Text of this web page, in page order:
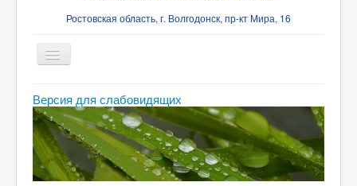
Ростовская область, г. Волгодонск, пр-кт Мира, 16
Toggle
Navigation
Главная
Абитуриенту
Студенту
ДПО
Версия для слабовидящих